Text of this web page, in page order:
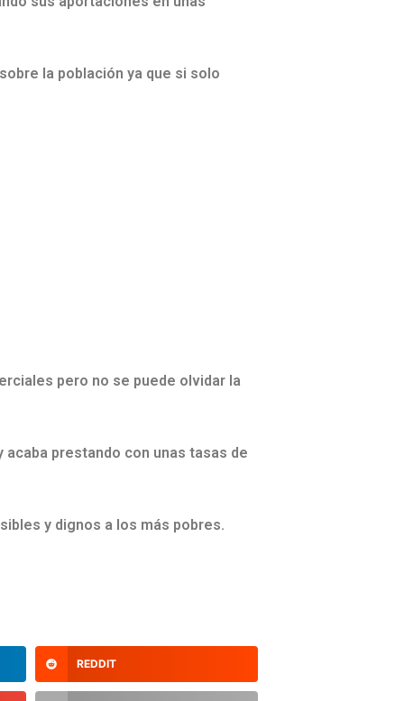
la población ya que si solo
pero no se puede olvidar la
prestando con unas tasas de
y dignos a los más pobres.
REDDIT